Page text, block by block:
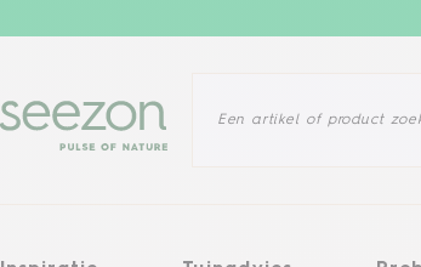
InspiratieTuinadvies